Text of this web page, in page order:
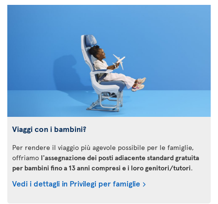
Viaggi con i bambini?
Per rendere il viaggio più agevole possibile per le famiglie,
offriamo l'assegnazione dei posti adiacente standard gratuita
per bambini fino a 13 anni compresi e i loro genitori/tutori.
Vedi i dettagli in Privilegi per famiglie